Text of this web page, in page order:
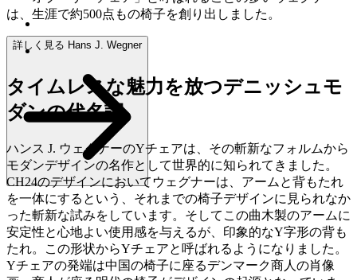
は、生涯で約500点もの椅子を創り出しました。
詳しく見る Hans J. Wegner
タイムレスな魅力を放つデニッシュモ
ダンの代名詞
ハンス J. ウェグナーのYチェアは、その斬新なフォルムから
モダンデザインの名作として世界的に知られてきました。
CH24のデザインにおいてウェグナーは、アームと背もたれ
を一体にするという、それまでの椅子デザインに見られなか
った斬新な試みをしています。そしてこの曲木製のアームに
安定性と心地よい使用感を与えるが、印象的なY字形の背も
たれ。この形状からYチェアと呼ばれるようになりました。
Yチェアの発端は中国の椅子に座るデンマーク商人の肖像